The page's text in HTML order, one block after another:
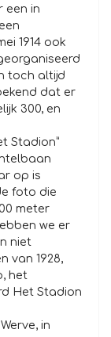
een in
1914 ook
toch altijd
dat er
300, en
Stadion”
op is
foto die
meter
we er
niet
van 1928,
het
Het Stadion
in